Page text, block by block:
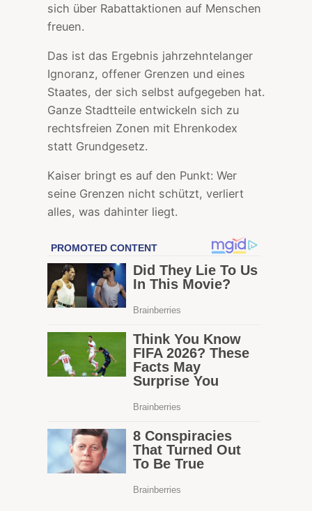
sich über Rabattaktionen auf Menschen
freuen.
Das ist das Ergebnis jahrzehntelanger
Ignoranz, offener Grenzen und eines
Staates, der sich selbst aufgegeben hat.
Ganze Stadtteile entwickeln sich zu
rechtsfreien Zonen mit Ehrenkodex
statt Grundgesetz.
Kaiser bringt es auf den Punkt: Wer
seine Grenzen nicht schützt, verliert
alles, was dahinter liegt.